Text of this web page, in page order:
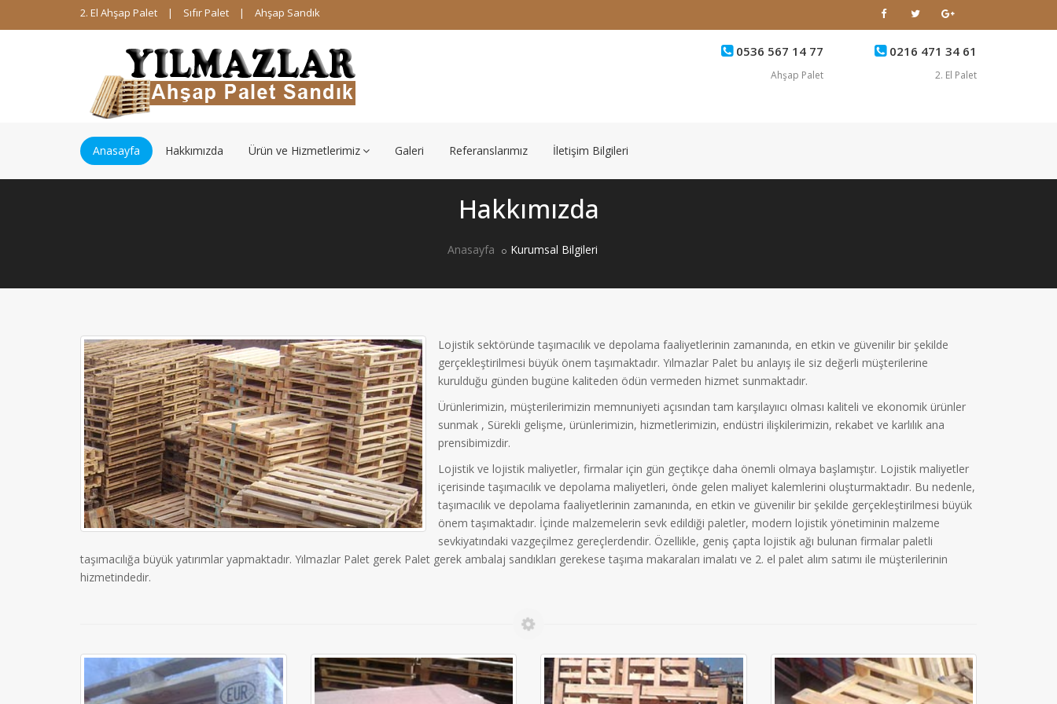
2. El Ahşap Palet | Sıfır Palet | Ahşap Sandık
0216 471 34 61
2. El Palet
0536 567 14 77
Ahşap Palet
Anasayfa Hakkımızda Ürün ve Hizmetlerimiz Galeri Referanslarımız İletişim Bilgileri
Hakkımızda
Anasayfa Kurumsal Bilgileri
Lojistik sektöründe taşımacılık ve depolama faaliyetlerinin zamanında, en etkin ve güvenilir bir şekilde
gerçekleştirilmesi büyük önem taşımaktadır. Yılmazlar Palet bu anlayış ile siz değerli müşterilerine
kurulduğu günden bugüne kaliteden ödün vermeden hizmet sunmaktadır.
Ürünlerimizin, müşterilerimizin memnuniyeti açısından tam karşılayııcı olması kaliteli ve ekonomik ürünler
sunmak , Sürekli gelişme, ürünlerimizin, hizmetlerimizin, endüstri ilişkilerimizin, rekabet ve karlılık ana
prensibimizdir.
Lojistik ve lojistik maliyetler, firmalar için gün geçtikçe daha önemli olmaya başlamıştır. Lojistik maliyetler
içerisinde taşımacılık ve depolama maliyetleri, önde gelen maliyet kalemlerini oluşturmaktadır. Bu nedenle,
taşımacılık ve depolama faaliyetlerinin zamanında, en etkin ve güvenilir bir şekilde gerçekleştirilmesi büyük
önem taşımaktadır. İçinde malzemelerin sevk edildiği paletler, modern lojistik yönetiminin malzeme
sevkiyatındaki vazgeçilmez gereçlerdendir. Özellikle, geniş çapta lojistik ağı bulunan firmalar paletli
taşımacılığa büyük yatırımlar yapmaktadır. Yılmazlar Palet gerek Palet gerek ambalaj sandıkları gerekese taşıma makaraları imalatı ve 2. el palet alım satımı ile müşterilerinin
hizmetindedir.